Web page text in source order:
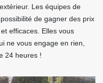
Les équipes de
de gagner des prix
efficaces. Elles vous
ne vous engage en rien,
24 heures !